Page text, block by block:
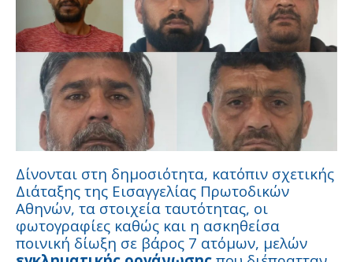
Δίνονται στη δημοσιότητα, κατόπιν σχετικής
Διάταξης της Εισαγγελίας Πρωτοδικών
Αθηνών, τα στοιχεία ταυτότητας, οι
φωτογραφίες καθώς και η ασκηθείσα
ποινική δίωξη σε βάρος 7 ατόμων, μελών